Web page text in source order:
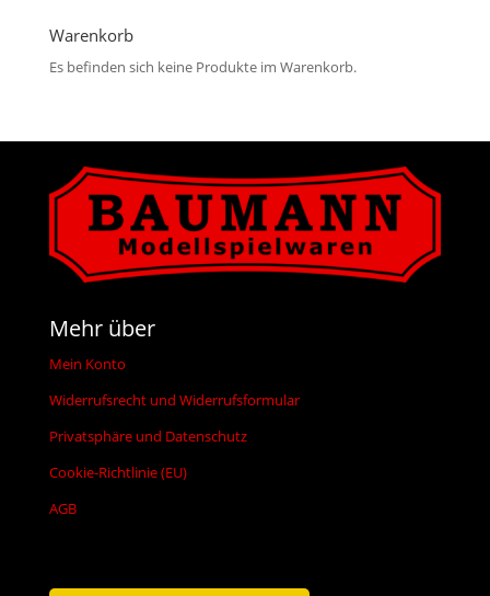
Warenkorb
Es befinden sich keine Produkte im Warenkorb.
Mehr über
Mein Konto
Widerrufsrecht und Widerrufsformular
Privatsphäre und Datenschutz
Cookie-Richtlinie (EU)
AGB